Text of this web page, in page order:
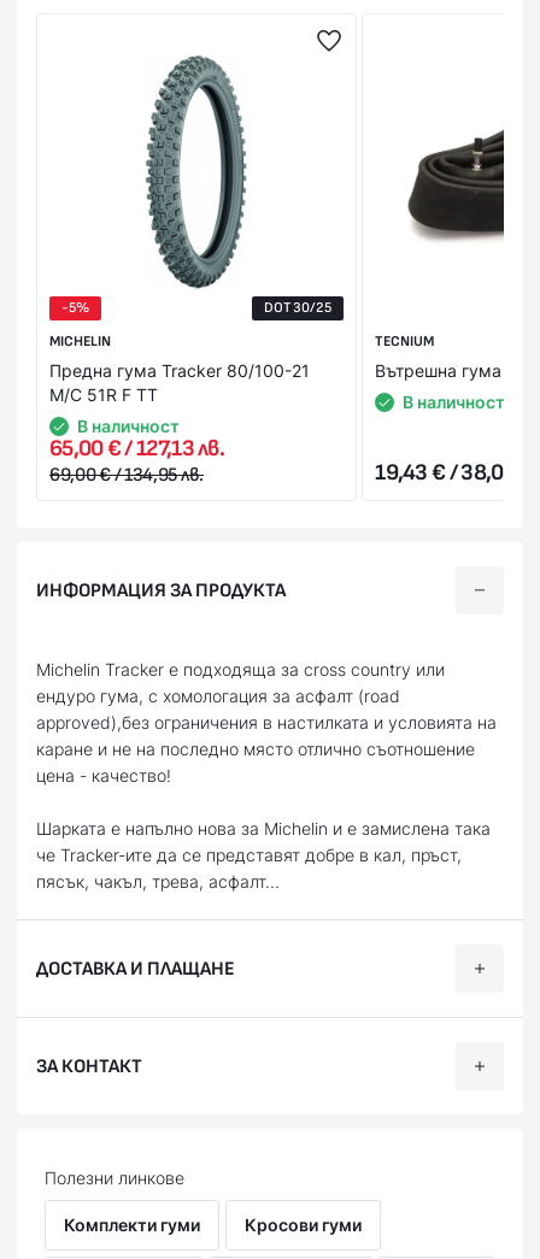
-5%
DOT 30/25
MICHELIN
Предна гума Tracker 80/100-21
M/C 51R F TT
В наличност
65,00 € / 127,13 лв.
69,00 € / 134,95 лв.
TECNIUM
Вътрешна гума
В наличност
19,43 € / 38,00
ИНФОРМАЦИЯ ЗА ПРОДУКТА
Michelin Tracker е подходяща за cross country или
ендуро гума, с хомологация за асфалт (road
approved),без ограничения в настилката и условията на
каране и не на последно място отлично съотношение
цена - качество!
Шарката е напълно нова за Michelin и е замислена така
че Tracker-ите да се представят добре в кал, пръст,
пясък, чакъл, трева, асфалт...
ДОСТАВКА И ПЛАЩАНЕ
професионализъм при доставката на Вашите поръчки,
Доставяме до всяка точка на България в рамките на 1-2
работни дни. Може да получите пратката си до точно
посочен от Вас адрес (независимо дали домашен или
служебен) или до офис на "Еконт Експрес" в
ЗА КОНТАКТ
Facebook:facebook.com/BobiMX
Instagram:instagram.com/bobi.mx
Skype: bobimx
E-mail:shop@bobimx.com
Полезни линкове
Комплекти гуми Кросови гуми